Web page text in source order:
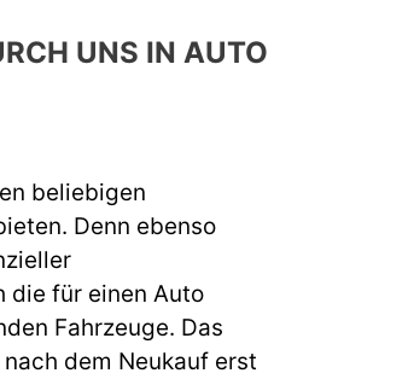
UNS IN AUTO
beliebigen
Denn ebenso
die für einen Auto
Fahrzeuge. Das
dem Neukauf erst